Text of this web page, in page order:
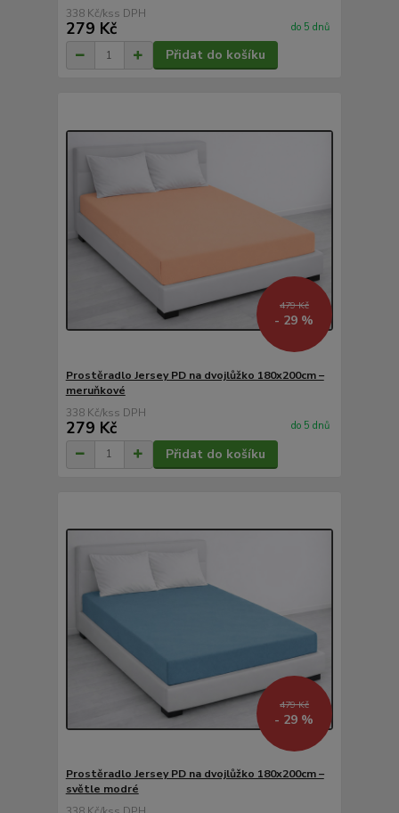
338 Kč/ks
279 Kč do 5 dnů
Přidat do košíku
479 Kč
- 29 %
Prostěradlo Jersey PD na dvojlůžko 180x200cm –
meruňkové
338 Kč/ks
279 Kč do 5 dnů
Přidat do košíku
479 Kč
- 29 %
Prostěradlo Jersey PD na dvojlůžko 180x200cm –
světle modré